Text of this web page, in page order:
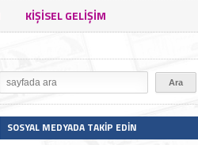
KIŞISEL GELIŞIM
SOSYAL MEDYADA TAKIP EDIN